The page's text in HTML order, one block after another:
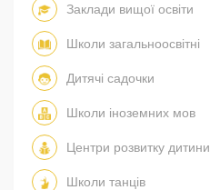
Заклади вищої освіти
Школи загальноосвітні
Дитячі садочки
Школи іноземних мов
Центри розвитку дитини
Школи танців